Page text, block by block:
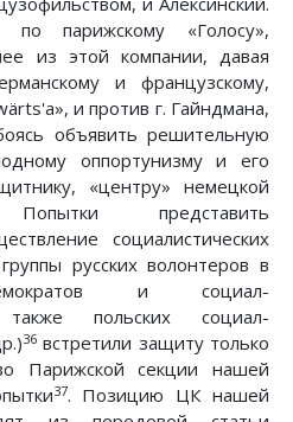
парижскому «Голосу»,
из этой компании, давая
и французскому,
и против г. Гайндмана,
объявить решительную
оппортунизму и его
«центру» немецкой
Попытки представить
социалистических
русских волонтеров в
и социал-
польских социал-
36встретили защиту только
Парижской секции нашей
37. Позицию ЦК нашей